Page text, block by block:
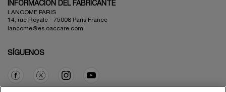
INFORMACIÓN DEL FABRICANTE
LANCOME PARIS
14, rue Royale - 75008 Paris France
lancome@es.oaccare.com
SÍGUENOS